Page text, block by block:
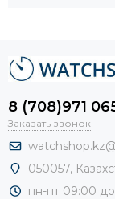
8 (708)971
Заказать звонок
050057,
пн-пт 09:00